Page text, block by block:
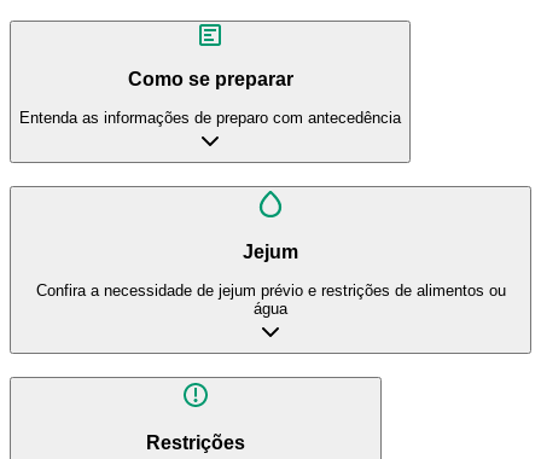
Como se preparar
Entenda as informações de preparo com antecedência
Jejum
Confira a necessidade de jejum prévio e restrições de alimentos ou
água
Restrições